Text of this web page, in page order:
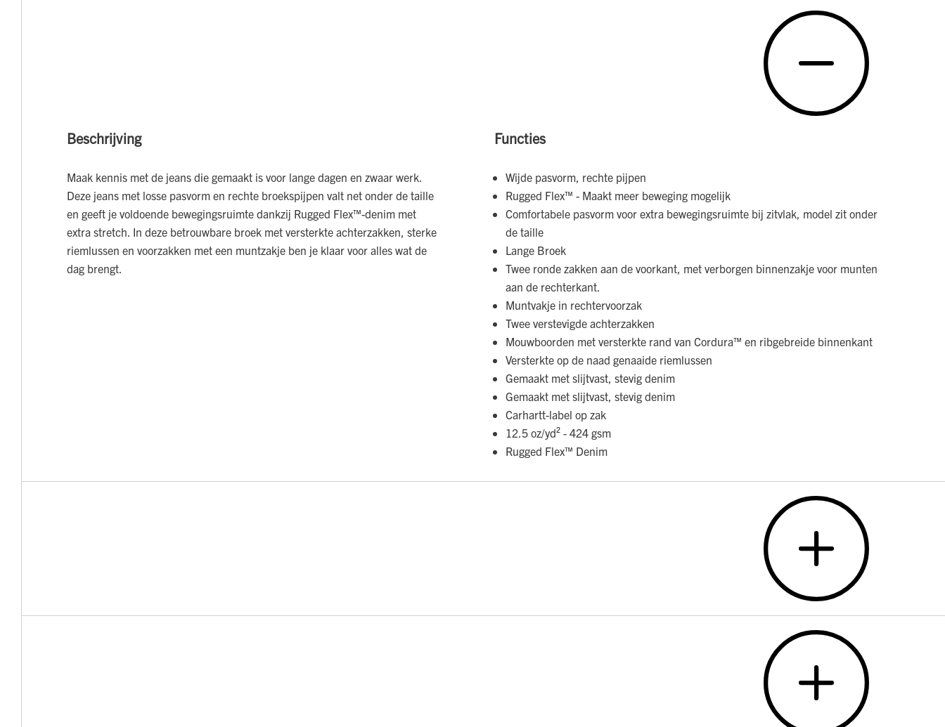
Beschrijving
Maak kennis met de jeans die gemaakt is voor lange dagen en zwaar werk.
Deze jeans met losse pasvorm en rechte broekspijpen valt net onder de taille
en geeft je voldoende bewegingsruimte dankzij Rugged Flex™-denim met
extra stretch. In deze betrouwbare broek met versterkte achterzakken, sterke
riemlussen en voorzakken met een muntzakje ben je klaar voor alles wat de
dag brengt.
Functies
Wijde pasvorm, rechte pijpen
Rugged Flex™ - Maakt meer beweging mogelijk
Comfortabele pasvorm voor extra bewegingsruimte bij zitvlak, model zit onder
de taille
Lange Broek
Twee ronde zakken aan de voorkant, met verborgen binnenzakje voor munten
aan de rechterkant.
Muntvakje in rechtervoorzak
Twee verstevigde achterzakken
Mouwboorden met versterkte rand van Cordura™ en ribgebreide binnenkant
Versterkte op de naad genaaide riemlussen
Gemaakt met slijtvast, stevig denim
Gemaakt met slijtvast, stevig denim
Carhartt-label op zak
12.5 oz/yd² - 424 gsm
Rugged Flex™ Denim